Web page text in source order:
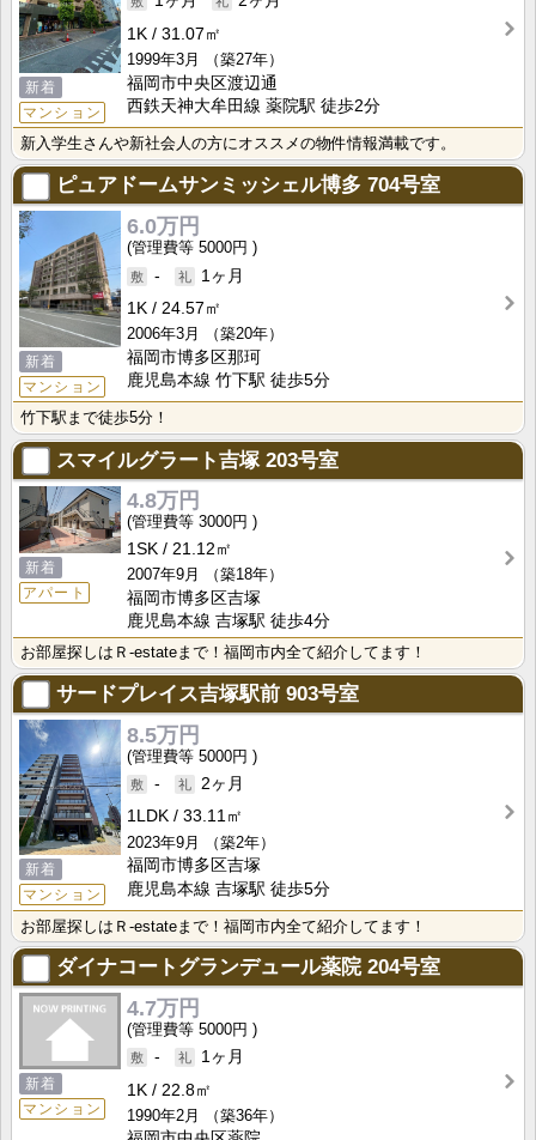
新着
マンション
1K
31.07㎡
1999年3月
（築27年）
福岡市中央区渡辺通
西鉄天神大牟田線 薬院駅 徒歩2分
新入学生さんや新社会人の方にオススメの物件情報満載です。
ピュアドームサンミッシェル博多 704号室
新着
マンション
6.0万円
5000円
-
1ヶ月
1K
24.57㎡
2006年3月
（築20年）
福岡市博多区那珂
鹿児島本線 竹下駅 徒歩5分
竹下駅まで徒歩5分！
スマイルグラート吉塚203号室
新着
アパート
4.8万円
3000円
1SK
21.12㎡
2007年9月
（築18年）
福岡市博多区吉塚
鹿児島本線 吉塚駅 徒歩4分
お部屋探しはＲ-estateまで！福岡市内全て紹介してます！
サードプレイス吉塚駅前 903号室
新着
マンション
8.5万円
5000円
-
2ヶ月
1LDK
33.11㎡
2023年9月
（築2年）
福岡市博多区吉塚
鹿児島本線 吉塚駅 徒歩5分
お部屋探しはＲ-estateまで！福岡市内全て紹介してます！
ダイナコートグランデュール薬院204号室
新着
マンション
4.7万円
5000円
-
1ヶ月
1K
22.8㎡
1990年2月
（築36年）